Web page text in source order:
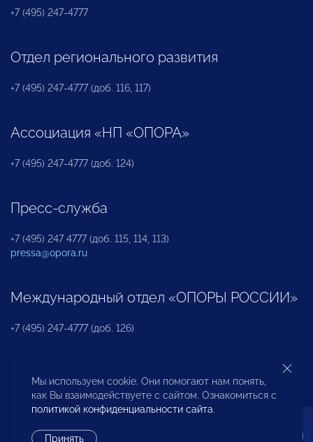
+7 (495) 247-4777
Отдел регионального развития
+7 (495) 247-4777 (доб. 116, 117)
Ассоциация «НП «ОПОРА»
+7 (495) 247-4777 (доб. 124)
Пресс-служба
+7 (495) 247 4777 (доб. 115, 114, 113)
pressa@opora.ru
Международный отдел «ОПОРЫ РОССИИ»
+7 (495) 247-4777 (доб. 126)
Бюро по защите прав предпринимателей и
инвесторов
Мы используем cookie. Они помогают нам понять,
как Вы взаимодействуете с сайтом. Ознакомиться с
политикой конфиденциальности сайта.
Принять